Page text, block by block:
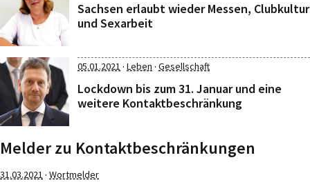
Sachsen erlaubt wieder Messen, Clubkultur
und Sexarbeit
05.01.2021 · Leben · Gesellschaft
Lockdown bis zum 31. Januar und eine
weitere Kontaktbeschränkung
Melder zu Kontaktbeschränkungen
31.03.2021 · Wortmelder